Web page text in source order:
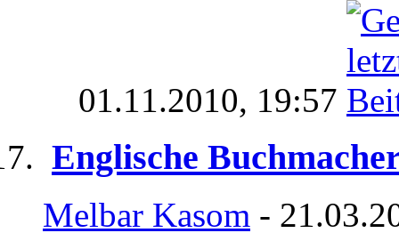
01.11.2010, 19:57
Englische
Melbar Kasom -